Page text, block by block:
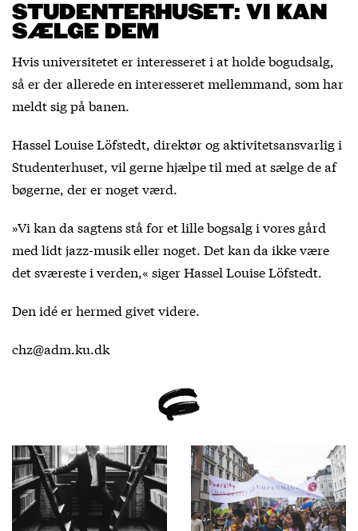
STUDENTERHUSET: VI KAN
SÆLGE DEM
Hvis universitetet er interesseret i at holde bogudsalg,
så er der allerede en interesseret mellemmand, som har
meldt sig på banen.
Hassel Louise Löfstedt, direktør og aktivitetsansvarlig i
Studenterhuset, vil gerne hjælpe til med at sælge de af
bøgerne, der er noget værd.
»Vi kan da sagtens stå for et lille bogsalg i vores gård
med lidt jazz-musik eller noget. Det kan da ikke være
det sværeste i verden,« siger Hassel Louise Löfstedt.
Den idé er hermed givet videre.
chz@adm.ku.dk